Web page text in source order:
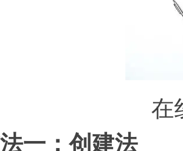
在
一：创建法